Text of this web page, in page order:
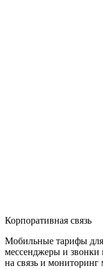
Корпоративная связь
Мобильные тарифы для
мессенджеры и звонки
на связь и